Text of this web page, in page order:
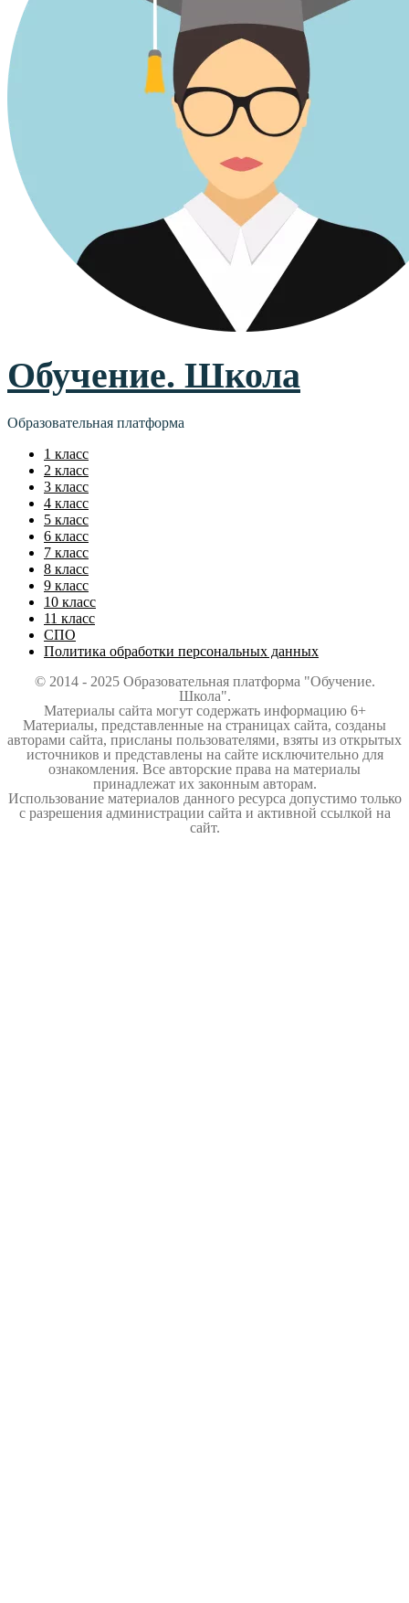
Обучение. Школа
Образовательная платформа
1 класс
2 класс
3 класс
4 класс
5 класс
6 класс
7 класс
8 класс
9 класс
10 класс
11 класс
СПО
Политика обработки персональных данных
© 2014 - 2025 Образовательная платформа "Обучение.
Школа".
Материалы сайта могут содержать информацию 6+
Материалы, представленные на страницах сайта, созданы
авторами сайта, присланы пользователями, взяты из открытых
источников и представлены на сайте исключительно для
ознакомления. Все авторские права на материалы
принадлежат их законным авторам.
Использование материалов данного ресурса допустимо только
с разрешения администрации сайта и активной ссылкой на
сайт.